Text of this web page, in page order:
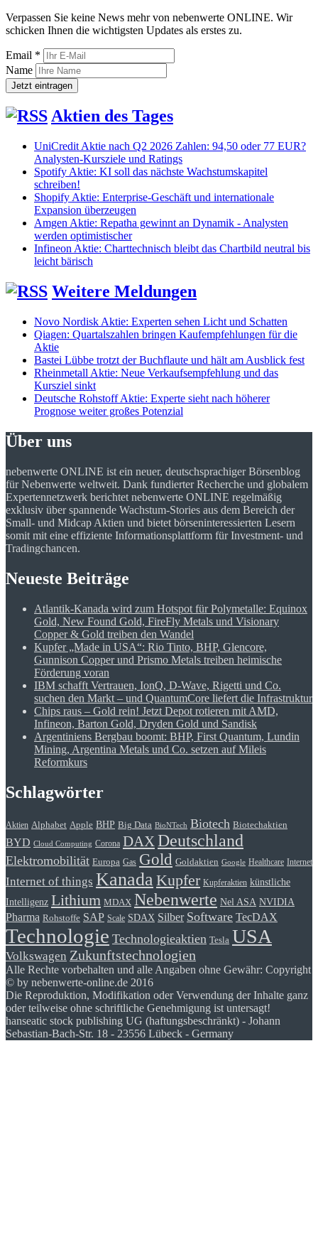
Verpassen Sie keine News mehr von nebenwerte ONLINE. Wir
schicken Ihnen die wichtigsten Updates als erstes zu.
Email *
Name
Aktien des Tages
UniCredit Aktie nach Q2 2026 Zahlen: 94,50 oder 77 EUR?
Analysten-Kursziele und Ratings
Spotify Aktie: KI soll das nächste Wachstumskapitel
schreiben!
Shopify Aktie: Enterprise-Geschäft und internationale
Expansion überzeugen
Amgen Aktie: Repatha gewinnt an Dynamik - Analysten
werden optimistischer
Infineon Aktie: Charttechnisch bleibt das Chartbild neutral bis
leicht bärisch
Weitere Meldungen
Novo Nordisk Aktie: Experten sehen Licht und Schatten
Qiagen: Quartalszahlen bringen Kaufempfehlungen für die
Aktie
Bastei Lübbe trotzt der Buchflaute und hält am Ausblick fest
Rheinmetall Aktie: Neue Verkaufsempfehlung und das
Kursziel sinkt
Deutsche Rohstoff Aktie: Experte sieht nach höherer
Prognose weiter großes Potenzial
Über uns
nebenwerte ONLINE ist ein neuer, deutschsprachiger Börsenblog
für Nebenwerte weltweit. Dank fundierter Recherche und globalem
Expertennetzwerk berichtet nebenwerte ONLINE regelmäßig
exklusiv über spannende Wachstum-Stories aus dem Bereich der
Small- und Midcap Aktien und bietet börseninteressierten Lesern
somit mit eine effiziente Informationsplattform für Investment- und
Tradingchancen.
Neueste Beiträge
Atlantik-Kanada wird zum Hotspot für Polymetalle: Equinox
Gold, New Found Gold, FireFly Metals und Visionary
Copper & Gold treiben den Wandel
Kupfer „Made in USA“: Rio Tinto, BHP, Glencore,
Gunnison Copper und Prismo Metals treiben heimische
Förderung voran
IBM schafft Vertrauen, IonQ, D-Wave, Rigetti und Co.
suchen den Markt – und QuantumCore liefert die Infrastruktur
Chips raus – Gold rein! Jetzt Depot rotieren mit AMD,
Infineon, Barton Gold, Dryden Gold und Sandisk
Argentiniens Bergbau boomt: BHP, First Quantum, Lundin
Mining, Argentina Metals und Co. setzen auf Mileis
Reformkurs
Schlagwörter
Aktien Alphabet Apple BHP Big Data BioNTech Biotech Biotechaktien
BYD Cloud Computing Corona DAX Deutschland
Elektromobilität Europa Gas Gold Goldaktien Google Healthcare Internet
Internet of things Kanada Kupfer Kupferaktien künstliche
Intelligenz Lithium MDAX Nebenwerte Nel ASA NVIDIA
Pharma Rohstoffe SAP Scale SDAX Silber Software TecDAX
Technologie Technologieaktien Tesla USA
Volkswagen Zukunftstechnologien
Alle Rechte vorbehalten und alle Angaben ohne Gewähr: Copyright
© by nebenwerte-online.de 2016
Die Reproduktion, Modifikation oder Verwendung der Inhalte ganz
oder teilweise ohne schriftliche Genehmigung ist untersagt!
hanseatic stock publishing UG (haftungsbeschränkt) - Johann
Sebastian-Bach-Str. 18 - 23556 Lübeck - Germany